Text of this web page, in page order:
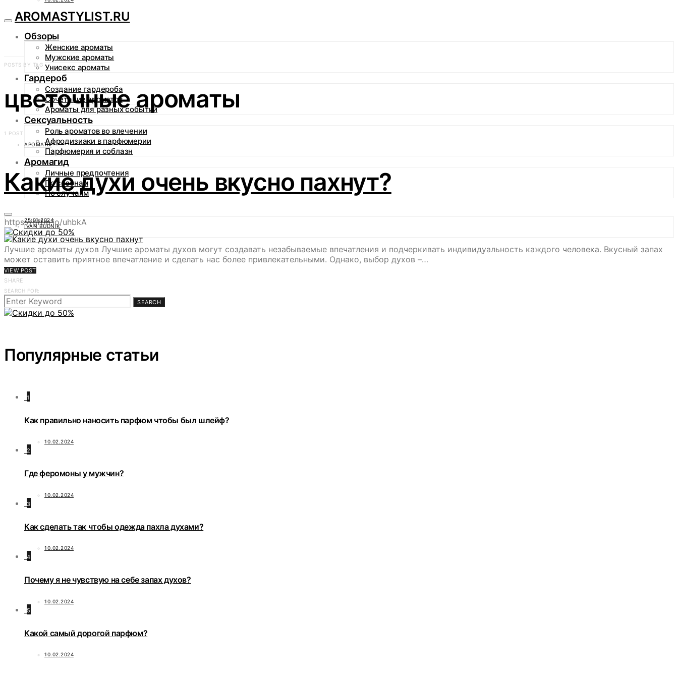
AROMASTYLIST.RU
Обзоры
Женские ароматы
Мужские ароматы
Унисекс ароматы
Гардероб
Создание гардероба
Сочетание ароматов
Ароматы для разных событий
Сексуальность
Роль ароматов во влечении
Афродизиаки в парфюмерии
Парфюмерия и соблазн
Аромагид
Личные предпочтения
По сезонам
По случаям
https://gftm.io/uhbkA
POSTS BY TAG
цветочные ароматы
1 POST
АРОМАТЫ
Какие духи очень вкусно пахнут?
25.01.2024
IVAN BUDNIK
Лучшие ароматы духов Лучшие ароматы духов могут создавать незабываемые впечатления и подчеркивать индивидуальность каждого человека. Вкусный запах
может оставить приятное впечатление и сделать нас более привлекательными. Однако, выбор духов –…
VIEW POST
SHARE
SEARCH FOR:
SEARCH
Популярные статьи
1
Как правильно наносить парфюм чтобы был шлейф?
10.02.2024
2
Где феромоны у мужчин?
10.02.2024
3
Как сделать так чтобы одежда пахла духами?
10.02.2024
4
Почему я не чувствую на себе запах духов?
10.02.2024
5
Какой самый дорогой парфюм?
10.02.2024